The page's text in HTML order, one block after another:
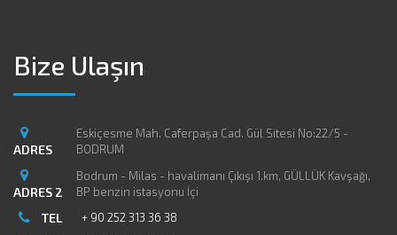
Bize Ulaşın
ADRES
Eskiçesme Mah. Caferpaşa Cad. Gül Sitesi No:22/5 -
BODRUM
ADRES 2
Bodrum - Milas - havalimanı Çıkışı 1.km, GÜLLÜK Kavşağı,
BP benzin istasyonu İçi
TEL + 90 252 313 36 38